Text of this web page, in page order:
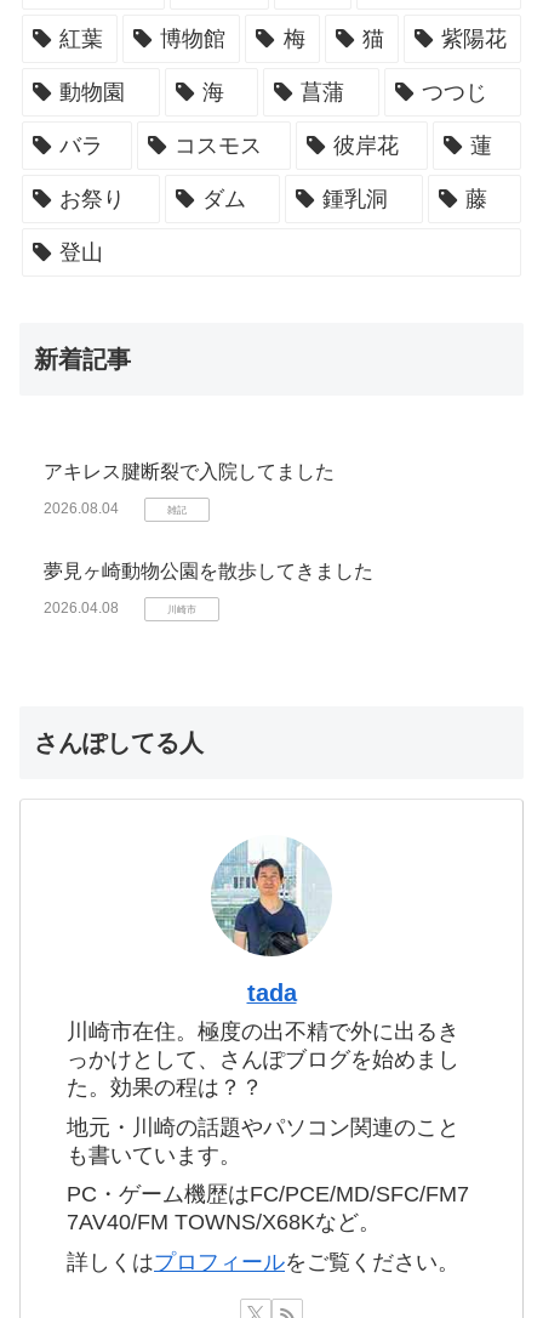
紅葉 博物館 梅 猫 紫陽花
動物園 海 菖蒲 つつじ
バラ コスモス 彼岸花 蓮
お祭り ダム 鍾乳洞 藤
登山
新着記事
アキレス腱断裂で入院してました
2026.08.04 雑記
夢見ヶ崎動物公園を散歩してきました
2026.04.08 川崎市
さんぽしてる人
tada
川崎市在住。極度の出不精で外に出るき
っかけとして、さんぽブログを始めまし
た。効果の程は？？
地元・川崎の話題やパソコン関連のこと
も書いています。
PC・ゲーム機歴はFC/PCE/MD/SFC/FM7
7AV40/FM TOWNS/X68Kなど。
詳しくはプロフィールをご覧ください。